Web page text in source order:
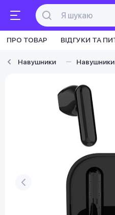
ПРО ТОВАР ВІДГУКИ ТА
Навушники